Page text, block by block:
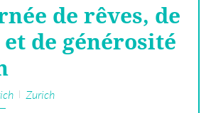
de rêves, de
de générosité
Zurich